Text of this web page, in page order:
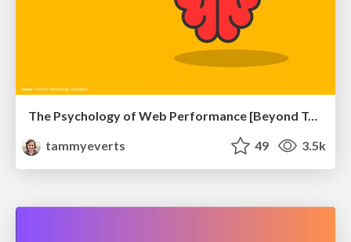
The Psychology of Web Performance [Beyond Tellerrand 2023]
tammyeverts
49 3.5k